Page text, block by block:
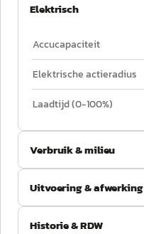
Elektrisch
Accucapaciteit
Elektrische actieradius
Laadtijd (0-100%)
Verbruik & milieu
Uitvoering & afwerking
Historie & RDW